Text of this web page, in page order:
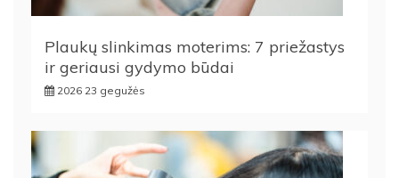
Plaukų slinkimas moterims: 7 priežastys
ir geriausi gydymo būdai
2026 23 gegužės